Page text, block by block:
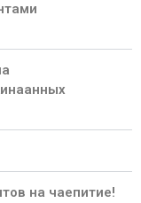
на чаепитие!